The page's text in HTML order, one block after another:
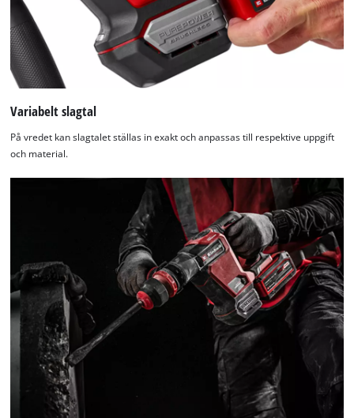
Variabelt slagtal
På vredet kan slagtalet ställas in exakt och anpassas till respektive uppgift
och material.